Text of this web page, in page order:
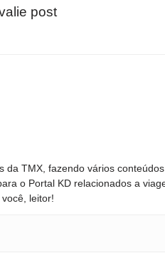
post
TMX, fazendo vários
o Portal KD relacionados a
leitor!